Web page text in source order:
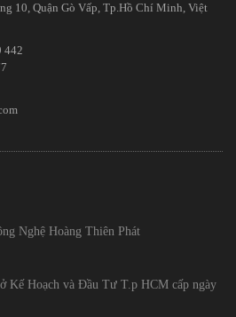
10, Quận Gò Vấp, Tp.Hồ Chí Minh, Việt
442
Nghệ Hoàng Thiên Phát
Kế Hoạch và Đầu Tư T.p HCM cấp ngày